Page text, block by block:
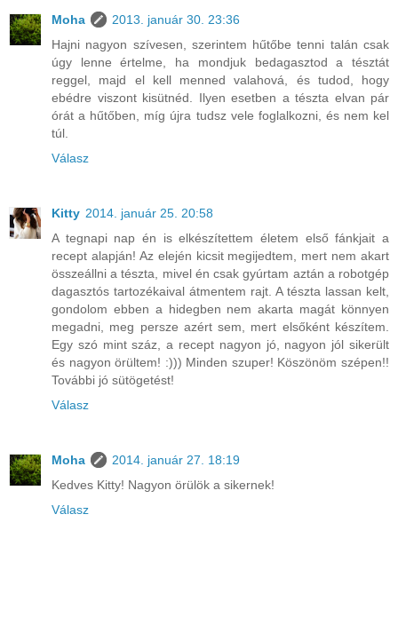
Moha
2013. január 30. 23:36
Hajni nagyon szívesen, szerintem hűtőbe tenni talán csak
úgy lenne értelme, ha mondjuk bedagasztod a tésztát
reggel, majd el kell menned valahová, és tudod, hogy
ebédre viszont kisütnéd. Ilyen esetben a tészta elvan pár
órát a hűtőben, míg újra tudsz vele foglalkozni, és nem kel
túl.
Válasz
Kitty 2014. január 25. 20:58
A tegnapi nap én is elkészítettem életem első fánkjait a
recept alapján! Az elején kicsit megijedtem, mert nem akart
összeállni a tészta, mivel én csak gyúrtam aztán a robotgép
dagasztós tartozékaival átmentem rajt. A tészta lassan kelt,
gondolom ebben a hidegben nem akarta magát könnyen
megadni, meg persze azért sem, mert elsőként készítem.
Egy szó mint száz, a recept nagyon jó, nagyon jól sikerült
és nagyon örültem! :))) Minden szuper! Köszönöm szépen!!
További jó sütögetést!
Válasz
Moha
2014. január 27. 18:19
Kedves Kitty! Nagyon örülök a sikernek!
Válasz